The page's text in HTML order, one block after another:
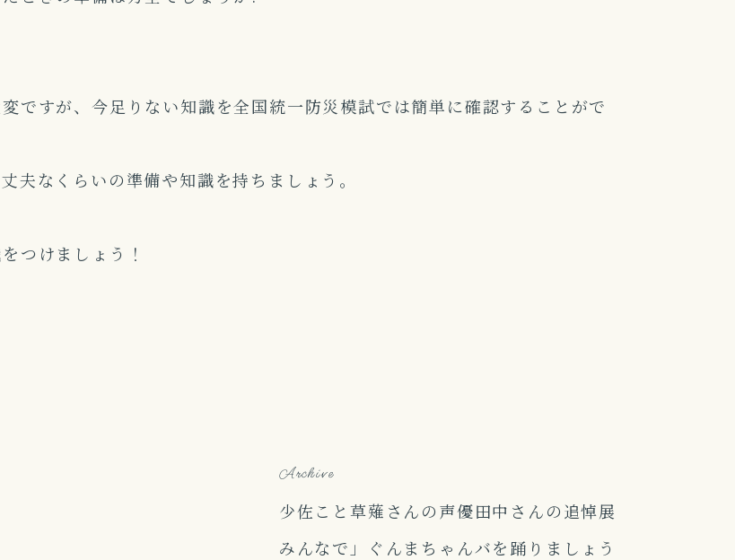
ですが、今足りない知識を全国統一防災模試では簡単に確認することがで
夫なくらいの準備や知識を持ちましょう。
つけましょう！
Archive
少佐こと草薙さんの声優田中さんの追悼展
みんなで」ぐんまちゃんバを踊りましょう